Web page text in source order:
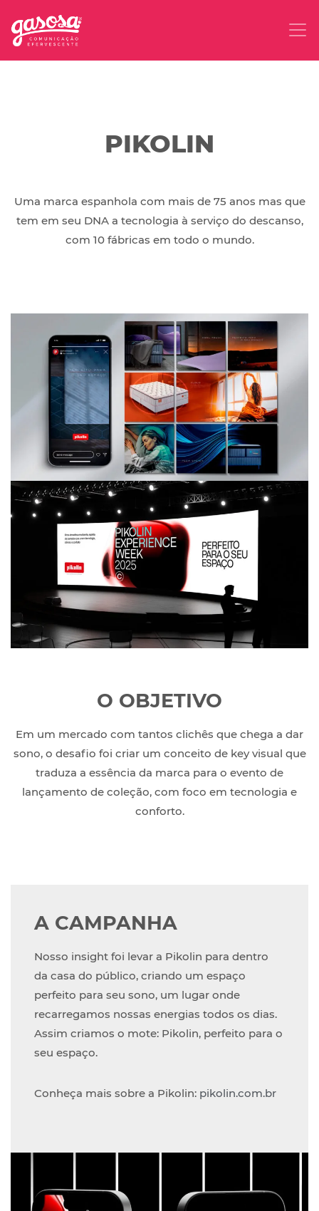
PIKOLIN
Uma marca espanhola com mais de 75 anos mas que
tem em seu DNA a tecnologia à serviço do descanso,
com 10 fábricas em todo o mundo.
O OBJETIVO
Em um mercado com tantos clichês que chega a dar
sono, o desafio foi criar um conceito de key visual que
traduza a essência da marca para o evento de
lançamento de coleção, com foco em tecnologia e
conforto.
A CAMPANHA
Nosso insight foi levar a Pikolin para dentro
da casa do público, criando um espaço
perfeito para seu sono, um lugar onde
recarregamos nossas energias todos os dias.
Assim criamos o mote: Pikolin, perfeito para o
seu espaço.
Conheça mais sobre a Pikolin: pikolin.com.br